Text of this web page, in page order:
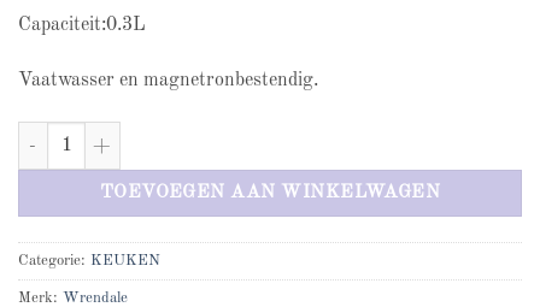
Capaciteit:0.3L
Vaatwasser en magnetronbestendig.
Bathtime Rabbit mug and tray set aantal
TOEVOEGEN AAN WINKELWAGEN
Categorie: KEUKEN
Merk: Wrendale